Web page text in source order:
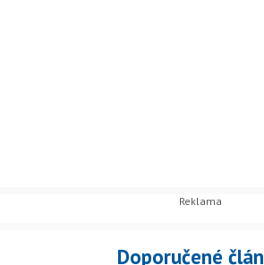
Doporučené